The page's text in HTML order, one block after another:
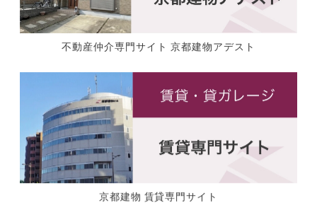
不動産仲介専門サイト 京都建物アデスト
京都建物 賃貸専門サイト